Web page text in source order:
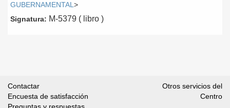
GUBERNAMENTAL >
Signatura: M-5379 ( libro )
Contactar
Encuesta de satisfacción
Preguntas y respuestas
Otros servicios del
Centro